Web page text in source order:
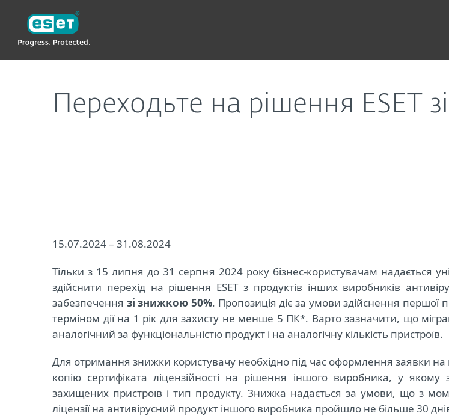
Переходьте на рішення ESET
15.07.2024 – 31.08.2024
Тільки з 15 липня до 31 серпня 2024 року бізнес-користувачам надається
здійснити перехід на рішення ESET з продуктів інших виробників
забезпечення зі знижкою 50%. Пропозиція діє за умови здійснення першої
терміном дії на 1 рік для захисту не менше 5 ПК*. Варто зазначити, що
аналогічний за функціональністю продукт і на аналогічну кількість пристроїв.
Для отримання знижки користувачу необхідно під час оформлення заявки на
копію сертифіката ліцензійності на рішення іншого виробника, у якому
захищених пристроїв і тип продукту. Знижка надається за умови, що з
ліцензії на антивірусний продукт іншого виробника пройшло не більше 30
UA Про компанію
ESET